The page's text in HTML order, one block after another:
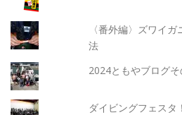
〈番外編〉ズワイ
法
2024ともやブログ
ダイビングフェスタ